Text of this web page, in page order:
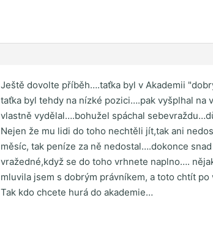
Ještě dovolte příběh….taťka byl v Akademii
taťka byl tehdy na nízké pozici….pak vyšplhal
vlastně vydělal….bohužel spáchal
Nejen že mu lidi do toho nechtěli jít,tak ani
měsíc, tak peníze za ně nedostal….dokonce
vražedné,když se do toho vrhnete naplno….
mluvila jsem s dobrým právníkem, a toto chtít
Tak kdo chcete hurá do akademie…